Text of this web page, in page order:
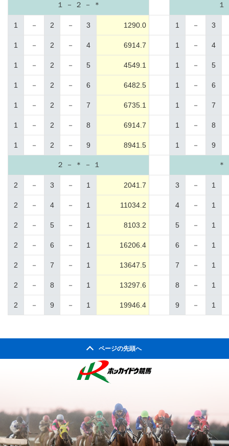
１ － ２ － ＊ １
1 － 2 － 3 1290.0 1 － 3
1 － 2 － 4 6914.7 1 － 4
1 － 2 － 5 4549.1 1 － 5
1 － 2 － 6 6482.5 1 － 6
1 － 2 － 7 6735.1 1 － 7
1 － 2 － 8 6914.7 1 － 8
1 － 2 － 9 8941.5 1 － 9
２ － ＊ － １ ＊
2 － 3 － 1 2041.7 3 － 1
2 － 4 － 1 11034.2 4 － 1
2 － 5 － 1 8103.2 5 － 1
2 － 6 － 1 16206.4 6 － 1
2 － 7 － 1 13647.5 7 － 1
2 － 8 － 1 13297.6 8 － 1
2 － 9 － 1 19946.4 9 － 1
ページの先頭へ